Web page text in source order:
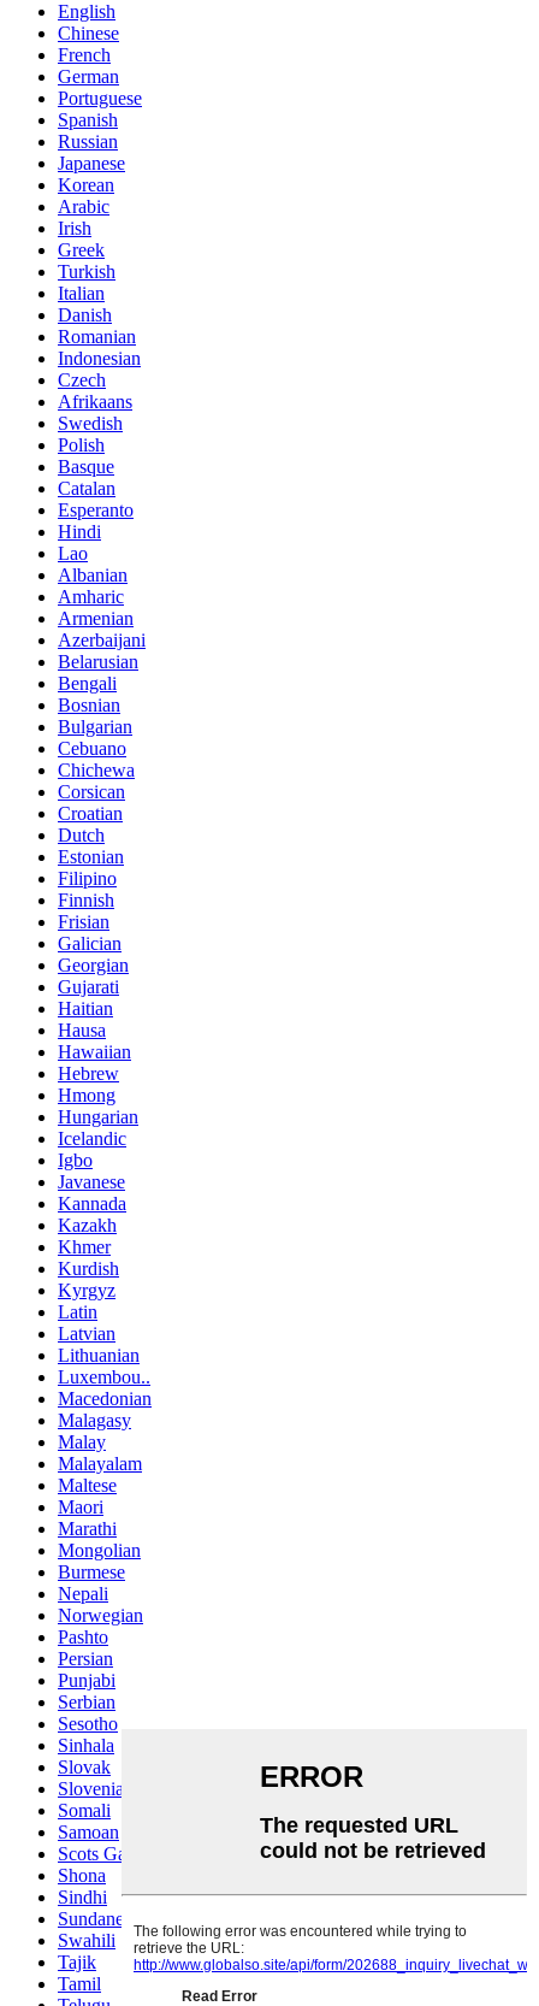
English
Chinese
French
German
Portuguese
Spanish
Russian
Japanese
Korean
Arabic
Irish
Greek
Turkish
Italian
Danish
Romanian
Indonesian
Czech
Afrikaans
Swedish
Polish
Basque
Catalan
Esperanto
Hindi
Lao
Albanian
Amharic
Armenian
Azerbaijani
Belarusian
Bengali
Bosnian
Bulgarian
Cebuano
Chichewa
Corsican
Croatian
Dutch
Estonian
Filipino
Finnish
Frisian
Galician
Georgian
Gujarati
Haitian
Hausa
Hawaiian
Hebrew
Hmong
Hungarian
Icelandic
Igbo
Javanese
Kannada
Kazakh
Khmer
Kurdish
Kyrgyz
Latin
Latvian
Lithuanian
Luxembou..
Macedonian
Malagasy
Malay
Malayalam
Maltese
Maori
Marathi
Mongolian
Burmese
Nepali
Norwegian
Pashto
Persian
Punjabi
Serbian
Sesotho
Sinhala
Slovak
Slovenian
Somali
Samoan
Scots Gaelic
Shona
Sindhi
Sundanese
Swahili
Tajik
Tamil